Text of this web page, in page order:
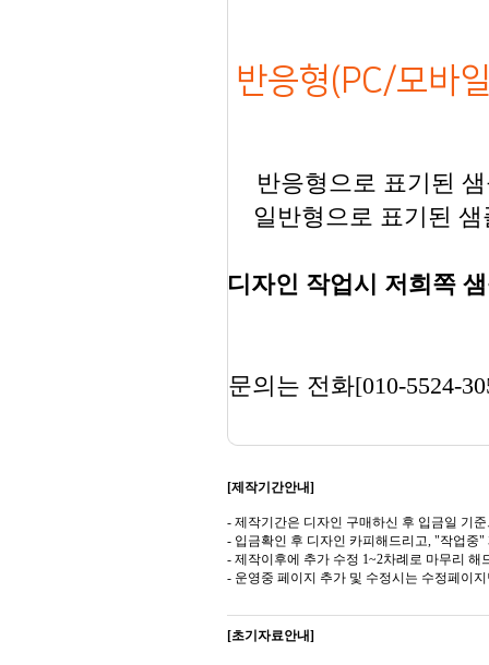
반응형(PC/모바
반응형으로 표기된
일반형으로 표기된
디자인 작업시 저희쪽
문의는 전화[010-5524-
[제작기간안내]
- 제작기간은 디자인 구매하신 후 입금일 기
- 입금확인 후 디자인 카피해드리고, "작업중
- 제작이후에 추가 수정 1~2차례로 마무리 해
- 운영중 페이지 추가 및 수정시는 수정페이
[초기자료안내]